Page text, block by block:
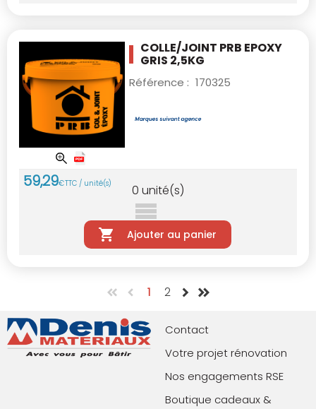
COLLE/JOINT PRB EPOXY
GRIS 2,5KG
Référence : 170325
59,29€TTC / unité(s) 0 unité(s)
Ajouter au panier
1 2
Contact
Votre projet rénovation
Nos engagements RSE
Boutique cadeaux &